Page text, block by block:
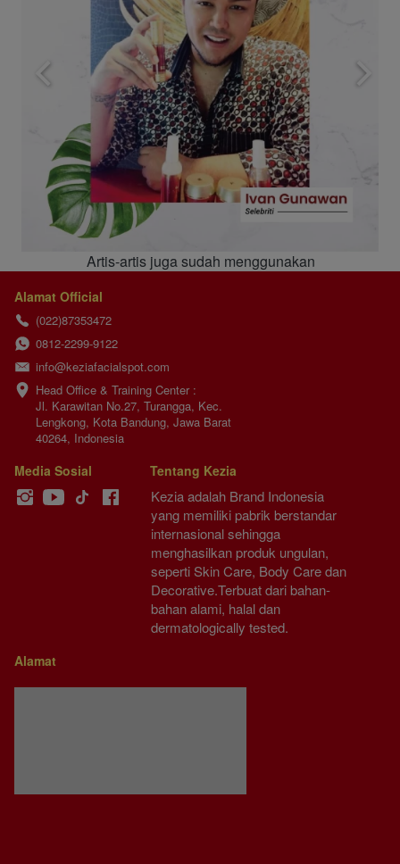
Artis-artis juga sudah menggunakan
Alamat Official
(022)87353472
0812-2299-9122
info@keziafacialspot.com
Head Office & Training Center :
Jl. Karawitan No.27, Turangga, Kec.
Lengkong, Kota Bandung, Jawa Barat
40264, Indonesia
Media Sosial Tentang Kezia
Kezia adalah Brand Indonesia
yang memiliki pabrik berstandar
internasional sehingga
menghasilkan produk ungulan,
seperti Skin Care, Body Care dan
Decorative.Terbuat dari bahan-
bahan alami, halal dan
dermatologically tested.
Alamat